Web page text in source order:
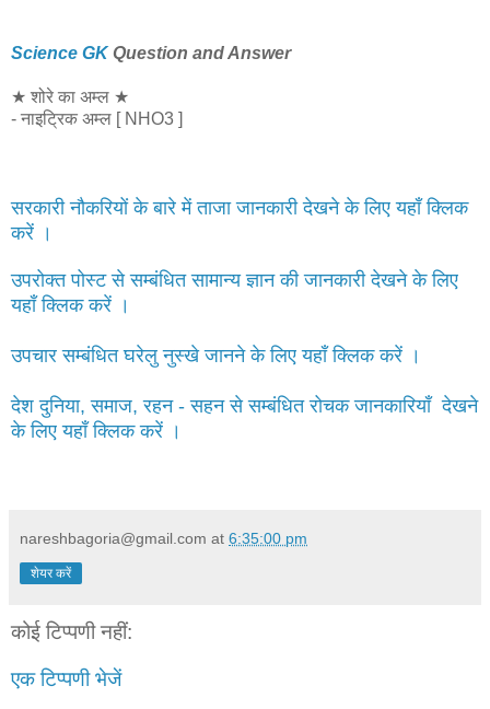
Science GKQuestion and Answer
★ शोरे का अम्ल ★
- नाइट्रिक अम्ल [ NHO3 ]
सरकारी नौकरियों के बारे में ताजा जानकारी देखने के लिए यहाँ क्लिक
करें ।
उपरोक्त पोस्ट से सम्बंधित सामान्य ज्ञान की जानकारी देखने के लिए
यहाँ क्लिक करें ।
उपचार सम्बंधित घरेलु नुस्खे जानने के लिए यहाँ क्लिक करें ।
देश दुनिया, समाज, रहन - सहन से सम्बंधित रोचक जानकारियाँ देखने
के लिए यहाँ क्लिक करें ।
nareshbagoria@gmail.com at 6:35:00 pm
शेयर करें
कोई टिप्पणी नहीं:
एक टिप्पणी भेजें